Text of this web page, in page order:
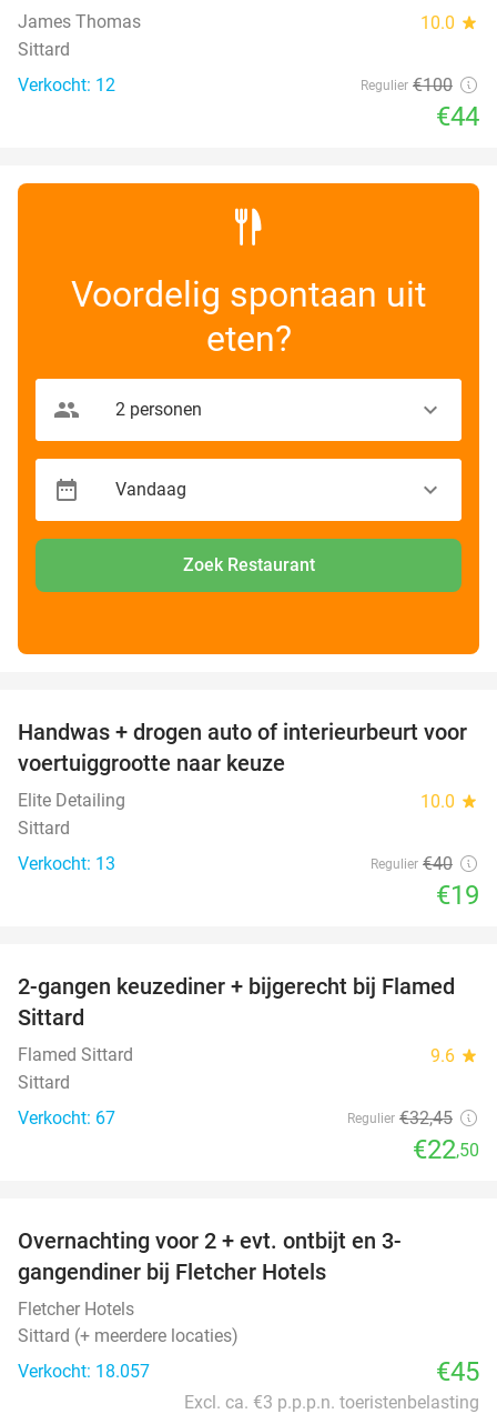
James Thomas 10.0 star
Sittard
Verkocht: 12
Regulier €100
€44
Voordelig spontaan uit
eten?
Zoek Restaurant
53%
Handwas + drogen auto of interieurbeurt voor
voertuiggrootte naar keuze
Elite Detailing 10.0 star
Sittard
Verkocht: 13
Regulier €40
€19
31%
2-gangen keuzediner + bijgerecht bij Flamed
Sittard
Flamed Sittard 9.6 star
Sittard
Verkocht: 67
Regulier €32,45
€22,50
Overnachting voor 2 + evt. ontbijt en 3-
gangendiner bij Fletcher Hotels
Fletcher Hotels
Sittard (+ meerdere locaties)
Verkocht: 18.057
€45
Excl. ca. €3 p.p.p.n. toeristenbelasting